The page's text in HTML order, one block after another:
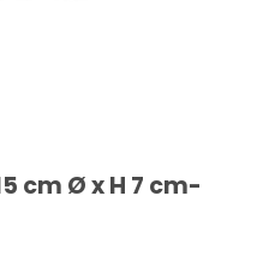
cm Ø x H 7 cm-